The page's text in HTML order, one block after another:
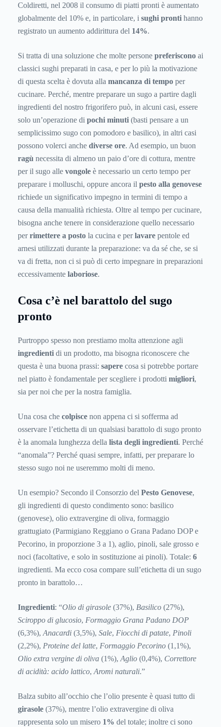
Coldiretti, nel 2008 il consumo di piatti pronti è aumentato
globalmente del 10% e, in particolare, i sughi pronti hanno
registrato un aumento addirittura del 14%.
Si tratta di una soluzione che molte persone preferiscono ai
classici sughi preparati in casa, e per lo più la motivazione
di questa scelta è dovuta alla mancanza di tempo per
cucinare. Perché, mentre preparare un sugo a partire dagli
ingredienti del nostro frigorifero può, in alcuni casi, essere
solo un’operazione di pochi minuti (basti pensare a un
semplicissimo sugo con pomodoro e basilico), in altri casi
possono volerci anche diverse ore. Ad esempio, un buon
ragù necessita di almeno un paio d’ore di cottura, mentre
per il sugo alle vongole è necessario un certo tempo per
preparare i molluschi, oppure ancora il pesto alla genovese
richiede un significativo impegno in termini di tempo a
causa della manualità richiesta. Oltre al tempo per cucinare,
bisogna anche tenere in considerazione quello necessario
perrimettere a posto la cucina e perlavare pentole ed
arnesi utilizzati durante la preparazione: va da sé che, se si
va di fretta, non ci si può di certo impegnare in preparazioni
eccessivamente laboriose.
Cosa c’è nel barattolo del sugo
pronto
Purtroppo spesso non prestiamo molta attenzione agli
ingredienti di un prodotto, ma bisogna riconoscere che
questa è una buona prassi: sapere cosa si potrebbe portare
nel piatto è fondamentale per scegliere i prodotti migliori,
sia per noi che per la nostra famiglia.
Una cosa che colpisce non appena ci si sofferma ad
osservare l’etichetta di un qualsiasi barattolo di sugo pronto
è la anomala lunghezza della lista degli ingredienti. Perché
“anomala”? Perché quasi sempre, infatti, per preparare lo
stesso sugo noi ne useremmo molti di meno.
Un esempio? Secondo il Consorzio del Pesto Genovese,
gli ingredienti di questo condimento sono: basilico
(genovese), olio extravergine di oliva, formaggio
grattugiato (Parmigiano Reggiano o Grana Padano DOP e
Pecorino, in proporzione 3 a 1), aglio, pinoli, sale grosso e
noci (facoltative, e solo in sostituzione ai pinoli). Totale: 6
ingredienti. Ma ecco cosa compare sull’etichetta di un sugo
pronto in barattolo…
Ingredienti: “Olio di girasole (37%), Basilico (27%),
Sciroppo di glucosio, Formaggio Grana Padano DOP
(6,3%), Anacardi (3,5%), Sale, Fiocchi di patate, Pinoli
(2,2%), Proteine del latte, Formaggio Pecorino (1,1%),
Olio extra vergine di oliva (1%), Aglio (0,4%), Correttore
di acidità: acido lattico, Aromi naturali.”
Balza subito all’occhio che l’olio presente è quasi tutto di
girasole (37%), mentre l’olio extravergine di oliva
rappresenta solo un misero 1% del totale; inoltre ci sono